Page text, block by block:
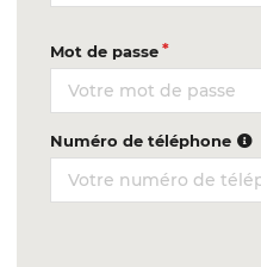
Mot de passe
Numéro de téléphone